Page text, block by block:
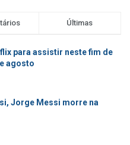
Últimas
para assistir neste fim de
agosto
Jorge Messi morre na